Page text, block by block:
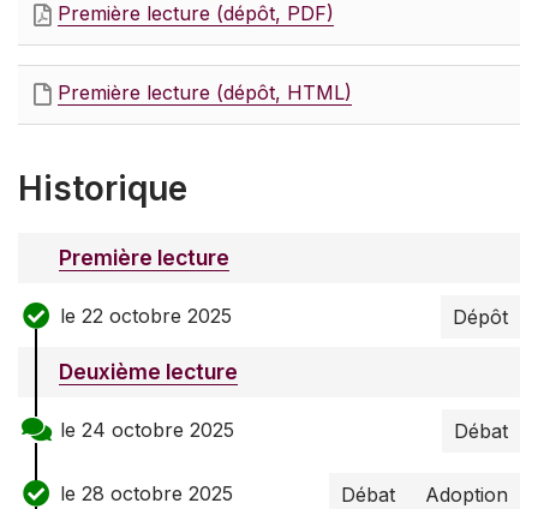
Première lecture (dépôt, PDF)
Première lecture (dépôt, HTML)
Historique
Première lecture
le 22 octobre 2025 Dépôt
Deuxième lecture
le 24 octobre 2025 Débat
le 28 octobre 2025 Débat Adoption